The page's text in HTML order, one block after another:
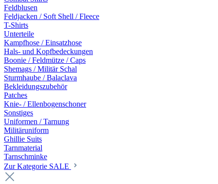
Feldblusen
Feldjacken / Soft Shell / Fleece
T-Shirts
Unterteile
Kampfhose / Einsatzhose
Hals- und Kopfbedeckungen
Boonie / Feldmütze / Caps
Shemags / Militär Schal
Sturmhaube / Balaclava
Bekleidungszubehör
Patches
Knie- / Ellenbogenschoner
Sonstiges
Uniformen / Tarnung
Militäruniform
Ghillie Suits
Tarnmaterial
Tarnschminke
Zur Kategorie SALE